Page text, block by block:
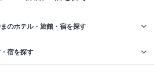
のホテル・旅館・宿を探す
宿を探す